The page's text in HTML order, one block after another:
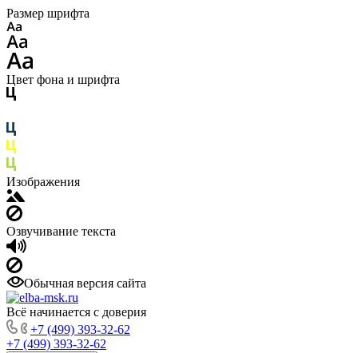
Размер шрифта
Цвет фона и шрифта
Изображения
Озвучивание текста
Обычная версия сайта
Всё начинается с доверия
+7 (499) 393-32-62
+7 (499) 393-32-62